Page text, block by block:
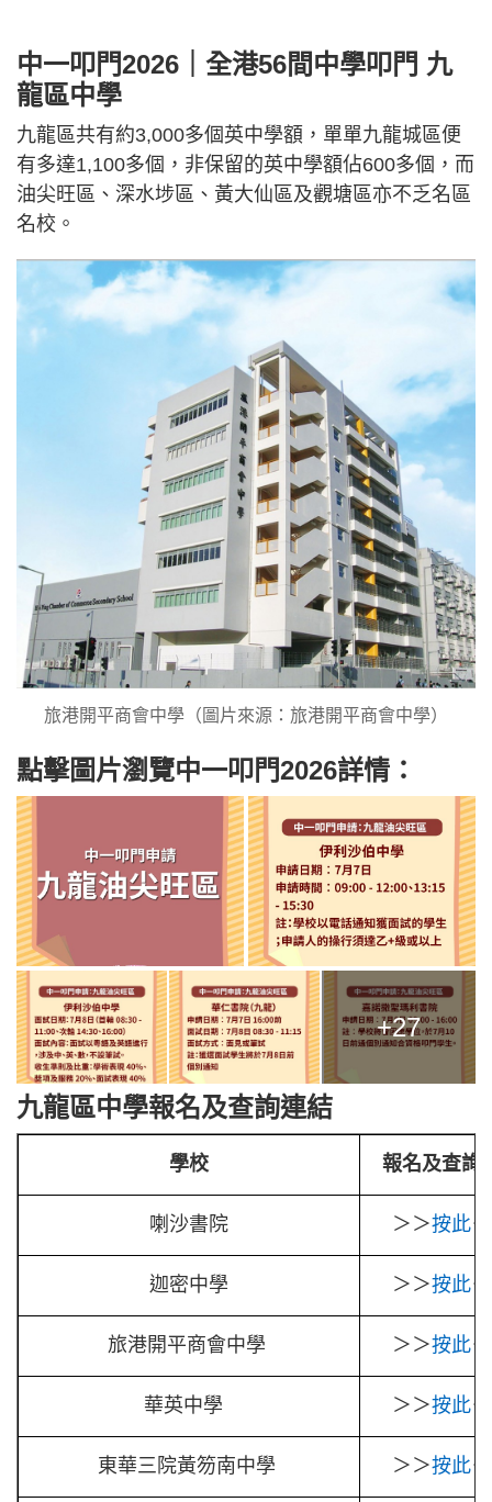
中一叩門2026｜全港56間中學叩門 九
龍區中學
九龍區共有約3,000多個英中學額，單單九龍城區便
有多達1,100多個，非保留的英中學額佔600多個，而
油尖旺區、深水埗區、黃大仙區及觀塘區亦不乏名區
名校。
旅港開平商會中學（圖片來源：旅港開平商會中學）
點擊圖片瀏覽中一叩門2026詳情：
+27
九龍區中學報名及查詢連結
學校 報名及查詢
喇沙書院 ＞＞按此
迦密中學 ＞＞按此
旅港開平商會中學 ＞＞按此
華英中學 ＞＞按此
東華三院黃笏南中學 ＞＞按此